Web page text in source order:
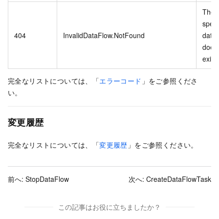
404 InvalidDataFlow.NotFound
The
data
exist.
完全なリストについては、「エラーコード 」をご参照くださ
い。
変更履歴
完全なリストについては、「変更履歴 」をご参照ください。
前へ: StopDataFlow 次へ: CreateDataFlowTask
この記事はお役に立ちましたか？